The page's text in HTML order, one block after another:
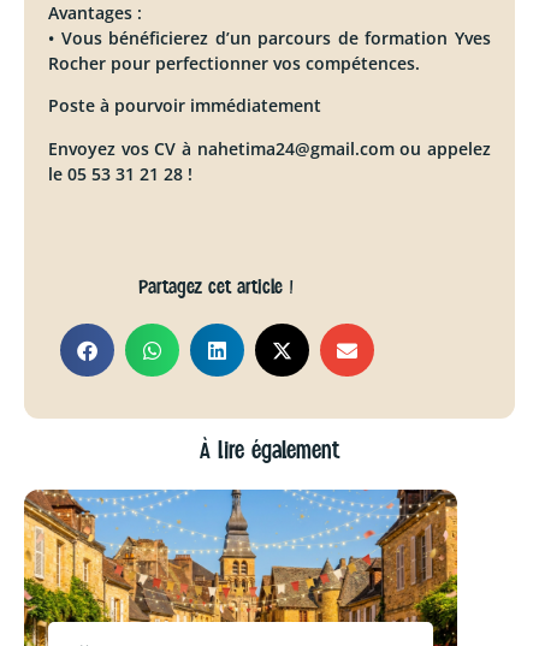
Avantages :
• Vous bénéficierez d’un parcours de formation Yves
Rocher pour perfectionner vos compétences.
Poste à pourvoir immédiatement
Envoyez vos CV à nahetima24@gmail.com ou appelez
le 05 53 31 21 28 !
Partagez cet article !
À lire également